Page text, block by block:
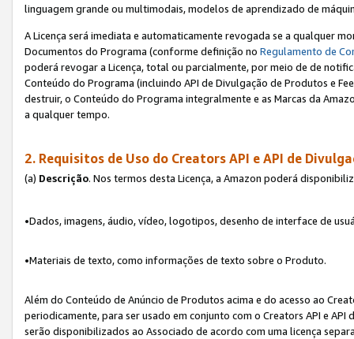
linguagem grande ou multimodais, modelos de aprendizado de
A Licença será imediata e automaticamente revogada se a qualquer
Documentos do Programa (conforme definição no Regulamento de
poderá revogar a Licença, total ou parcialmente, por meio de de
Conteúdo do Programa (incluindo API de Divulgação de Produtos e
destruir, o Conteúdo do Programa integralmente e as Marcas da
a qualquer tempo.
2. Requisitos de Uso do Creators API e API de
(a) Descrição. Nos termos desta Licença, a Amazon poderá
•Dados, imagens, áudio, vídeo, logotipos, desenho de interface de
•Materiais de texto, como informações de texto sobre o Produto.
Além do Conteúdo de Anúncio de Produtos acima e do acesso ao
periodicamente, para ser usado em conjunto com o Creators API e
serão disponibilizados ao Associado de acordo com uma licença